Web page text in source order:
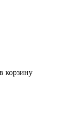
корзину